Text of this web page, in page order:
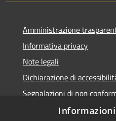
Amministrazione
Informativa privacy
Note legali
Dichiarazione di
Segnalazioni di non